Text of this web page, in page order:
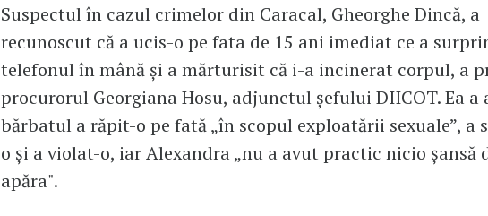
Suspectul în cazul crimelor din Caracal, Gheorghe Dincă, a
recunoscut că a ucis-o pe fata de 15 ani imediat ce a
telefonul în mână și a mărturisit că i-a incinerat corpul, a
procurorul Georgiana Hosu, adjunctul șefului DIICOT. Ea a
bărbatul a răpit-o pe fată „în scopul exploatării sexuale”, a
o și a violat-o, iar Alexandra „nu a avut practic nicio șansă
apăra".